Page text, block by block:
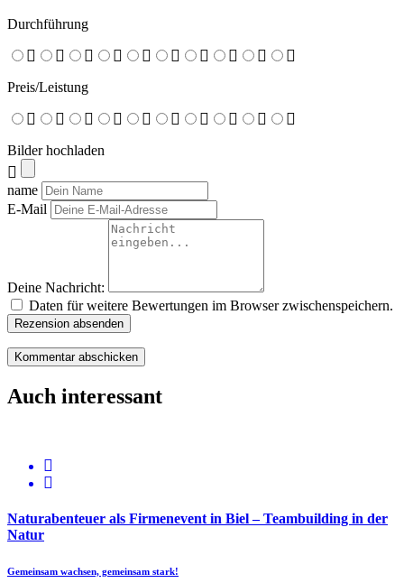
Durchführung
Preis/Leistung
Bilder hochladen
name
E-Mail
Deine Nachricht:
Daten für weitere Bewertungen im Browser zwischenspeichern.
Rezension absenden
Auch interessant
Naturabenteuer als Firmenevent in Biel – Teambuilding in der
Natur
Gemeinsam wachsen, gemeinsam stark!